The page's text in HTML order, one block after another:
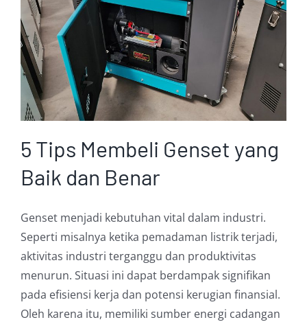
5 Tips Membeli Genset yang
Baik dan Benar
Genset menjadi kebutuhan vital dalam industri.
Seperti misalnya ketika pemadaman listrik terjadi,
aktivitas industri terganggu dan produktivitas
menurun. Situasi ini dapat berdampak signifikan
pada efisiensi kerja dan potensi kerugian finansial.
Oleh karena itu, memiliki sumber energi cadangan